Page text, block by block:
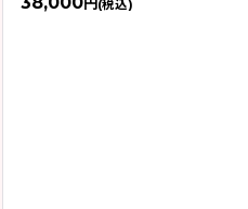
円 (税込)